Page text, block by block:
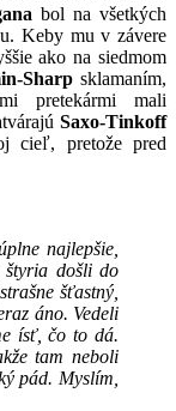
bol na všetkých
Keby mu v závere
ako na siedmom
Sharp sklamaním,
pretekármi mali
Saxo-Tinkoff
cieľ, pretože pred
najlepšie,
štyria došli do
šťastný,
áno. Vedeli
ísť, čo to dá.
tam neboli
pád. Myslím,